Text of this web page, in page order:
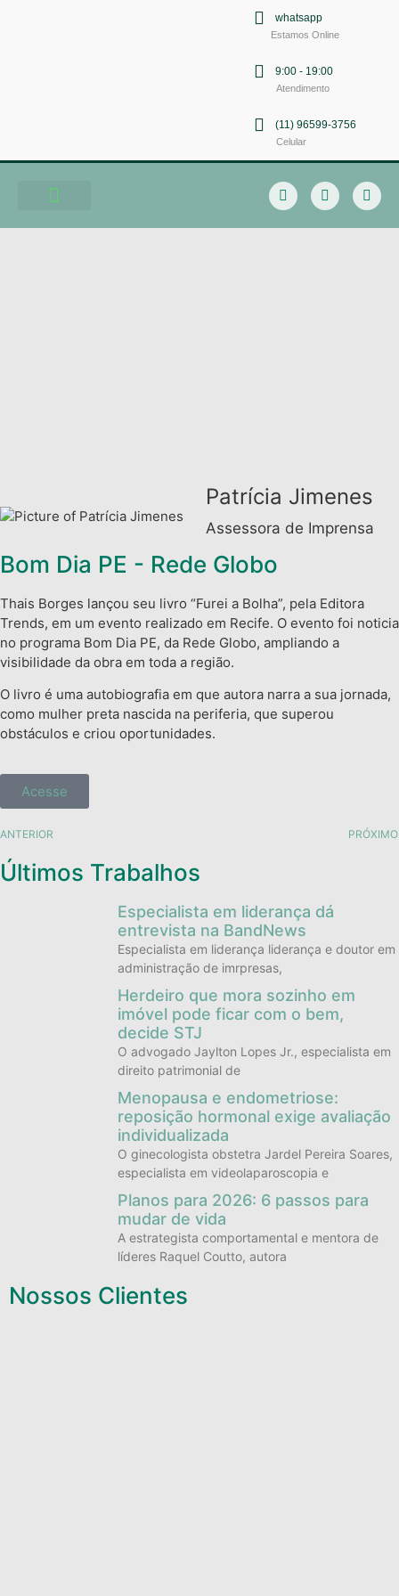
whatsapp
Estamos Online
9:00 - 19:00
Atendimento
(11) 96599-3756
Celular
Patrícia Jimenes
Assessora de Imprensa
Bom Dia PE - Rede Globo
Thais Borges lançou seu livro “Furei a Bolha”, pela Editora
Trends, em um evento realizado em Recife. O evento foi noticia
no programa Bom Dia PE, da Rede Globo, ampliando a
visibilidade da obra em toda a região.
O livro é uma autobiografia em que autora narra a sua jornada,
como mulher preta nascida na periferia, que superou
obstáculos e criou oportunidades.
Acesse
ANTERIOR PRÓXIMO
Últimos Trabalhos
Especialista em liderança dá
entrevista na BandNews
Especialista em liderança liderança e doutor em
administração de imrpresas,
Herdeiro que mora sozinho em
imóvel pode ficar com o bem,
decide STJ
O advogado Jaylton Lopes Jr., especialista em
direito patrimonial de
Menopausa e endometriose:
reposição hormonal exige avaliação
individualizada
O ginecologista obstetra Jardel Pereira Soares,
especialista em videolaparoscopia e
Planos para 2026: 6 passos para
mudar de vida
A estrategista comportamental e mentora de
líderes Raquel Coutto, autora
Nossos Clientes